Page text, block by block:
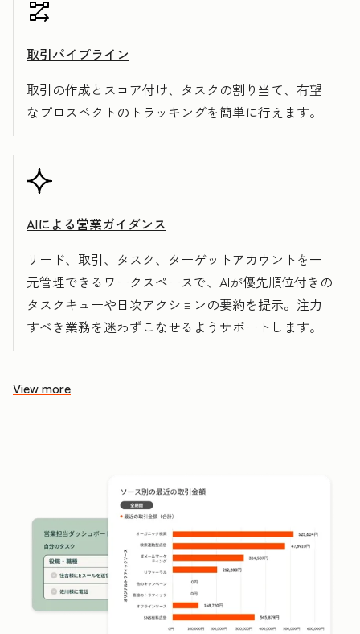
取引パイプライン
取引の作成とスコア付け、タスクの割り当て、有望
なプロスペクトのトラッキングを簡単に行えます。
AIによる営業ガイダンス
リード、取引、タスク、ターゲットアカウントを一
元管理できるワークスペースで、AIが優先順位付きの
タスクキューや日次アクションの要約を提示。注力
すべき業務を迷わずこなせるようサポートします。
View more